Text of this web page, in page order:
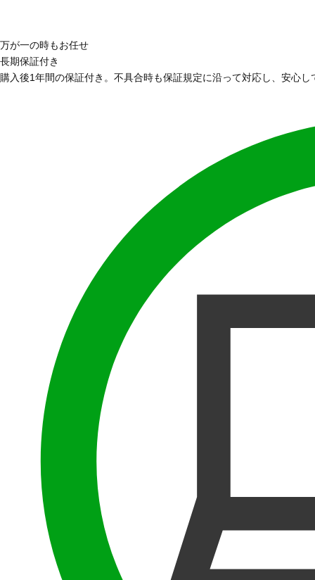
万が一の時もお任せ
長期保証付き
購入後1年間の保証付き。不具合時も保証規定に沿って対応し、安心